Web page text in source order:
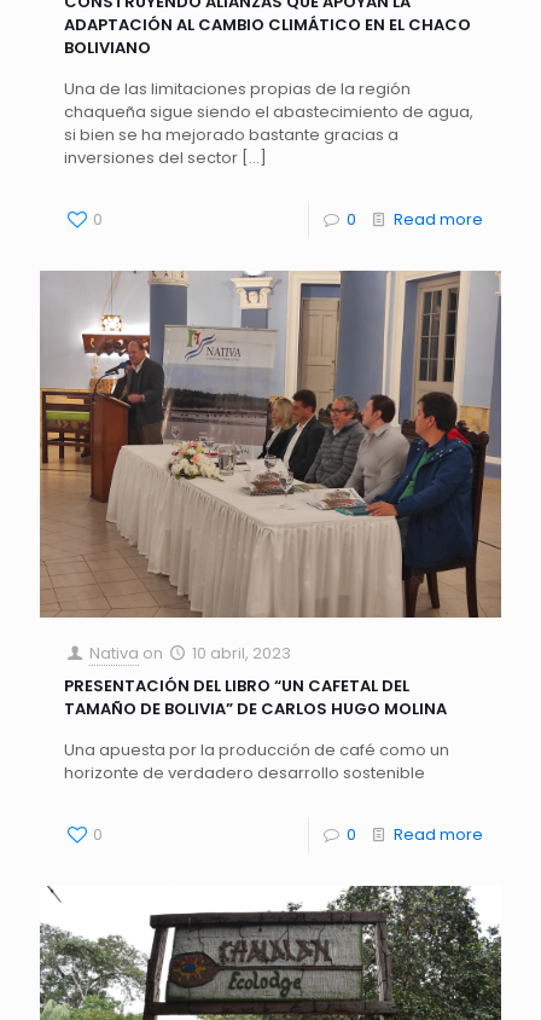
ADAPTACIÓN AL CAMBIO CLIMÁTICO EN EL CHACO
BOLIVIANO
Una de las limitaciones propias de la región
chaqueña sigue siendo el abastecimiento de agua,
si bien se ha mejorado bastante gracias a
inversiones del sector […]
0 0 Read more
Nativa on
10 abril, 2023
PRESENTACIÓN DEL LIBRO “UN CAFETAL DEL
TAMAÑO DE BOLIVIA” DE CARLOS HUGO MOLINA
Una apuesta por la producción de café como un
horizonte de verdadero desarrollo sostenible
0 0 Read more